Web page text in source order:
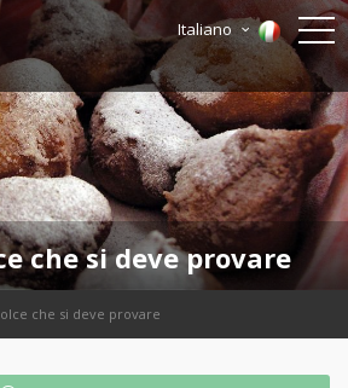
Italiano
che si deve provare
che si deve provare